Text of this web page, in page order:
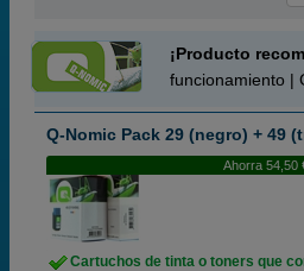
¡Producto
funcionamiento |
Q-Nomic Pack 29 (negro) + 49
Ahorra 54,50
Cartuchos de tinta o toners que